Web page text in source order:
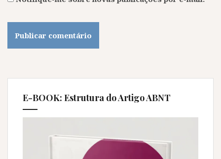
E-BOOK: Estrutura do Artigo ABNT